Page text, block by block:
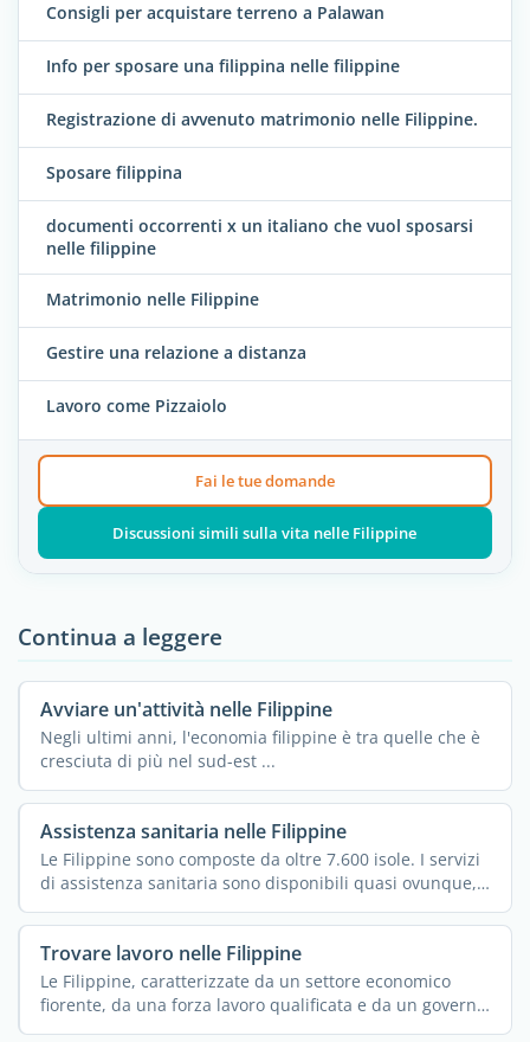
Consigli per acquistare terreno a Palawan
Info per sposare una filippina nelle filippine
Registrazione di avvenuto matrimonio nelle Filippine.
Sposare filippina
documenti occorrenti x un italiano che vuol sposarsi
nelle filippine
Matrimonio nelle Filippine
Gestire una relazione a distanza
Lavoro come Pizzaiolo
Fai le tue domande
Discussioni simili sulla vita nelle Filippine
Continua a leggere
Avviare un'attività nelle Filippine
Negli ultimi anni, l'economia filippine è tra quelle che è
cresciuta di più nel sud-est ...
Assistenza sanitaria nelle Filippine
Le Filippine sono composte da oltre 7.600 isole. I servizi
di assistenza sanitaria sono disponibili quasi ovunque,
...
Trovare lavoro nelle Filippine
Le Filippine, caratterizzate da un settore economico
fiorente, da una forza lavoro qualificata e da un governo
...